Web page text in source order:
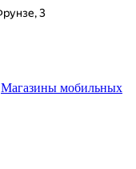
Магазины мобильных